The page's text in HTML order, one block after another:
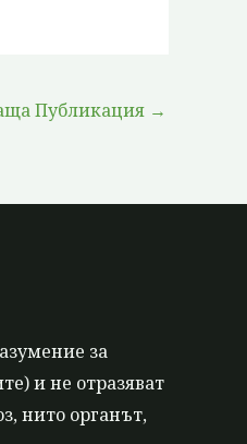
Публикация →
за
и не отразяват
нито органът,